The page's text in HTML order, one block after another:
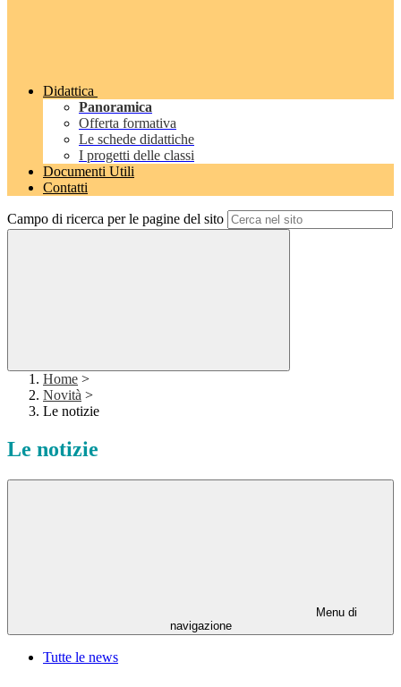
Didattica
Panoramica
Offerta formativa
Le schede didattiche
I progetti delle classi
Documenti Utili
Contatti
Campo di ricerca per le pagine del sito
Home >
Novità >
Le notizie
Le notizie
Menu di
navigazione
Tutte le news